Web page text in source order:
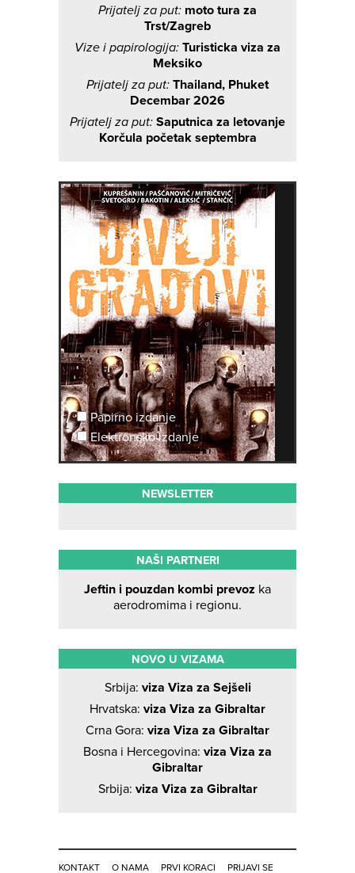
Prijatelj za put: moto tura za
Trst/Zagreb
Vize i papirologija: Turisticka viza za
Meksiko
Prijatelj za put: Thailand, Phuket
Decembar 2026
Prijatelj za put: Saputnica za letovanje
Korčula početak septembra
Papirno izdanje
Elektronsko izdanje
NEWSLETTER
NAŠI PARTNERI
Jeftin i pouzdan kombi prevoz ka
aerodromima i regionu.
NOVO U VIZAMA
Srbija: viza Viza za Sejšeli
Hrvatska: viza Viza za Gibraltar
Crna Gora: viza Viza za Gibraltar
Bosna i Hercegovina: viza Viza za
Gibraltar
Srbija: viza Viza za Gibraltar
KONTAKT O NAMA PRVI KORACI PRIJAVI SE